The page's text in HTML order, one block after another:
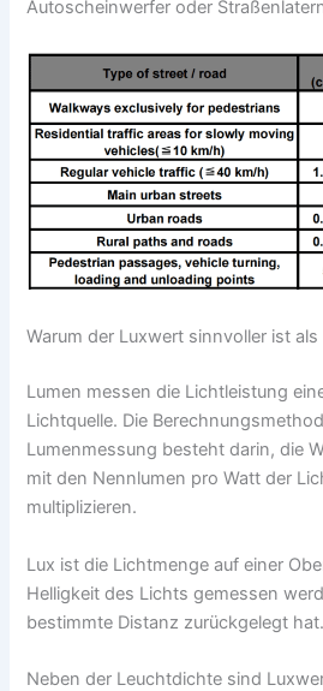
Autoscheinwerfer oder
Warum der Luxwert sinnvoller ist als
Lumen messen die Lichtleistung
Lichtquelle. Die
Lumenmessung besteht darin, die
mit den Nennlumen pro Watt der
multiplizieren.
Lux ist die Lichtmenge auf einer
Helligkeit des Lichts gemessen
bestimmte Distanz zurückgelegt hat.
Neben der Leuchtdichte sind